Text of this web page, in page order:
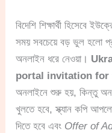
বিদেশি শিক্ষার্থী হিসেবে
সময় সবচেয়ে বড় ভুল হলো
অনলাইন ধরে নেওয়া।
portal invitation for
অনলাইনে শুরু হয়, কিন্তু
খুলতে হবে, স্ক্যান কপি
দিতে হবে এবং Offer of